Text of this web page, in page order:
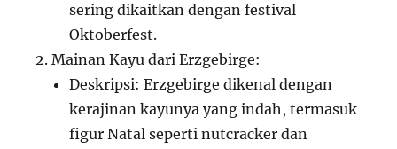
sering dikaitkan dengan festival
Oktoberfest.
Mainan Kayu dari Erzgebirge:
Deskripsi: Erzgebirge dikenal dengan
kerajinan kayunya yang indah, termasuk
figur Natal seperti nutcracker dan